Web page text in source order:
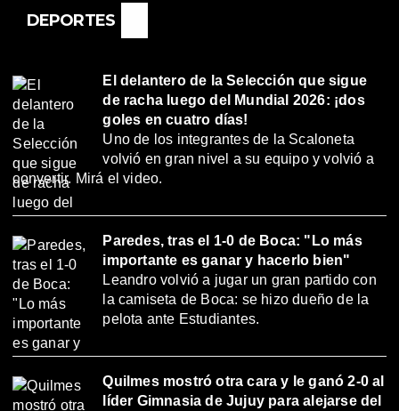
DEPORTES
El delantero de la Selección que sigue
de racha luego del Mundial 2026: ¡dos
goles en cuatro días!
Uno de los integrantes de la Scaloneta
volvió en gran nivel a su equipo y volvió a
convertir. Mirá el video.
Paredes, tras el 1-0 de Boca: "Lo más
importante es ganar y hacerlo bien"
Leandro volvió a jugar un gran partido con
la camiseta de Boca: se hizo dueño de la
pelota ante Estudiantes.
Quilmes mostró otra cara y le ganó 2-0 al
líder Gimnasia de Jujuy para alejarse del